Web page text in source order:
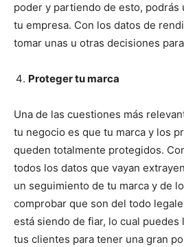
poder y partiendo de esto, podrás
tu empresa. Con los datos de
tomar unas u otras decisiones
Proteger tu marca
Una de las cuestiones más
tu negocio es que tu marca y los
queden totalmente protegidos.
todos los datos que vayan
un seguimiento de tu marca y de
comprobar que son del todo
está siendo de fiar, lo cual puedes
tus clientes para tener una gran